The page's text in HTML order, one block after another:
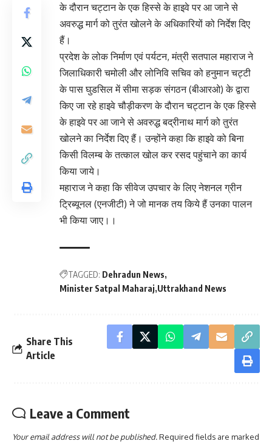
के दौरान चट्टान के एक हिस्से के हाइवे पर आ जाने से
अवरुद्ध मार्ग को तुरंत खोलने के अधिकारियों को निर्देश दिए
हैं।
प्रदेश के लोक निर्माण एवं पर्यटन, मंत्री सतपाल महाराज ने
जिलाधिकारी चमोली और लोनिवि सचिव को हनुमान चट्टी
के पास घुडसिल में सीमा सड़क संगठन (बीआरओ) के द्वारा
किए जा रहे हाइवे चौड़ीकरण के दौरान चट्टान के एक हिस्से
के हाइवे पर आ जाने से अवरुद्ध बद्रीनाथ मार्ग को तुरंत
खोलने का निर्देश दिए हैं। उन्होंने कहा कि हाइवे को बिना
किसी विलम्ब के तत्काल खोल कर रसद पहुंचाने का कार्य
किया जाये।
महाराज ने कहा कि सीवेज उपचार के लिए नेशनल ग्रीन
ट्रिब्यूनल (एनजीटी) ने जो मानक तय किये हैं उनका पालन
भी किया जाए।।
TAGGED: Dehradun News
Minister Satpal Maharaj Uttrakhand News
Share This
Article
Leave a Comment
Your email address will not be published.Required fields are marked